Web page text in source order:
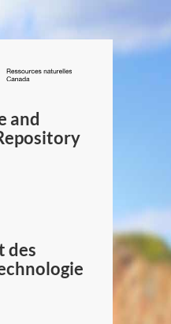
/
Canada
and
des